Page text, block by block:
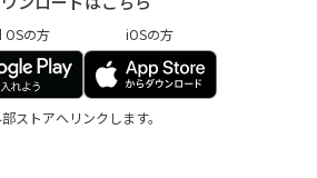
の方 iOSの方
ストアへリンクします。